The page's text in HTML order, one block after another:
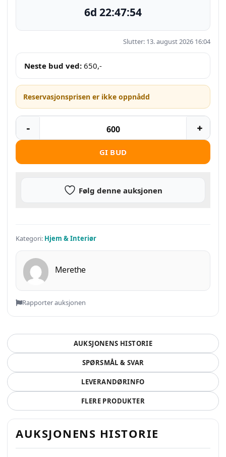
6d 22:47:54
Slutter: 13. august 2026 16:04
Neste bud ved: 650,-
Reservasjonsprisen er ikke oppnådd
GI BUD
Følg denne auksjonen
Kategori: Hjem & Interiør
Merethe
Rapporter auksjonen
AUKSJONENS HISTORIE
SPØRSMÅL & SVAR
LEVERANDØRINFO
FLERE PRODUKTER
AUKSJONENS HISTORIE